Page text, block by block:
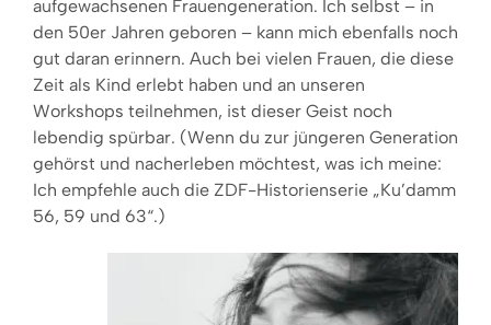
aufgewachsenen Frauengeneration. Ich selbst – in
den 50er Jahren geboren – kann mich ebenfalls noch
gut daran erinnern. Auch bei vielen Frauen, die diese
Zeit als Kind erlebt haben und an unseren
Workshops teilnehmen, ist dieser Geist noch
lebendig spürbar. (Wenn du zur jüngeren Generation
gehörst und nacherleben möchtest, was ich meine:
Ich empfehle auch die ZDF-Historienserie „Ku’damm
56, 59 und 63“.)